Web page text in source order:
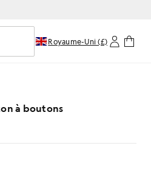
prédictive
Royaume-Uni (£)
à boutons